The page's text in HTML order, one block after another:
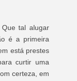
tal alugar
é a primeira
está prestes
curtir uma
certeza, em